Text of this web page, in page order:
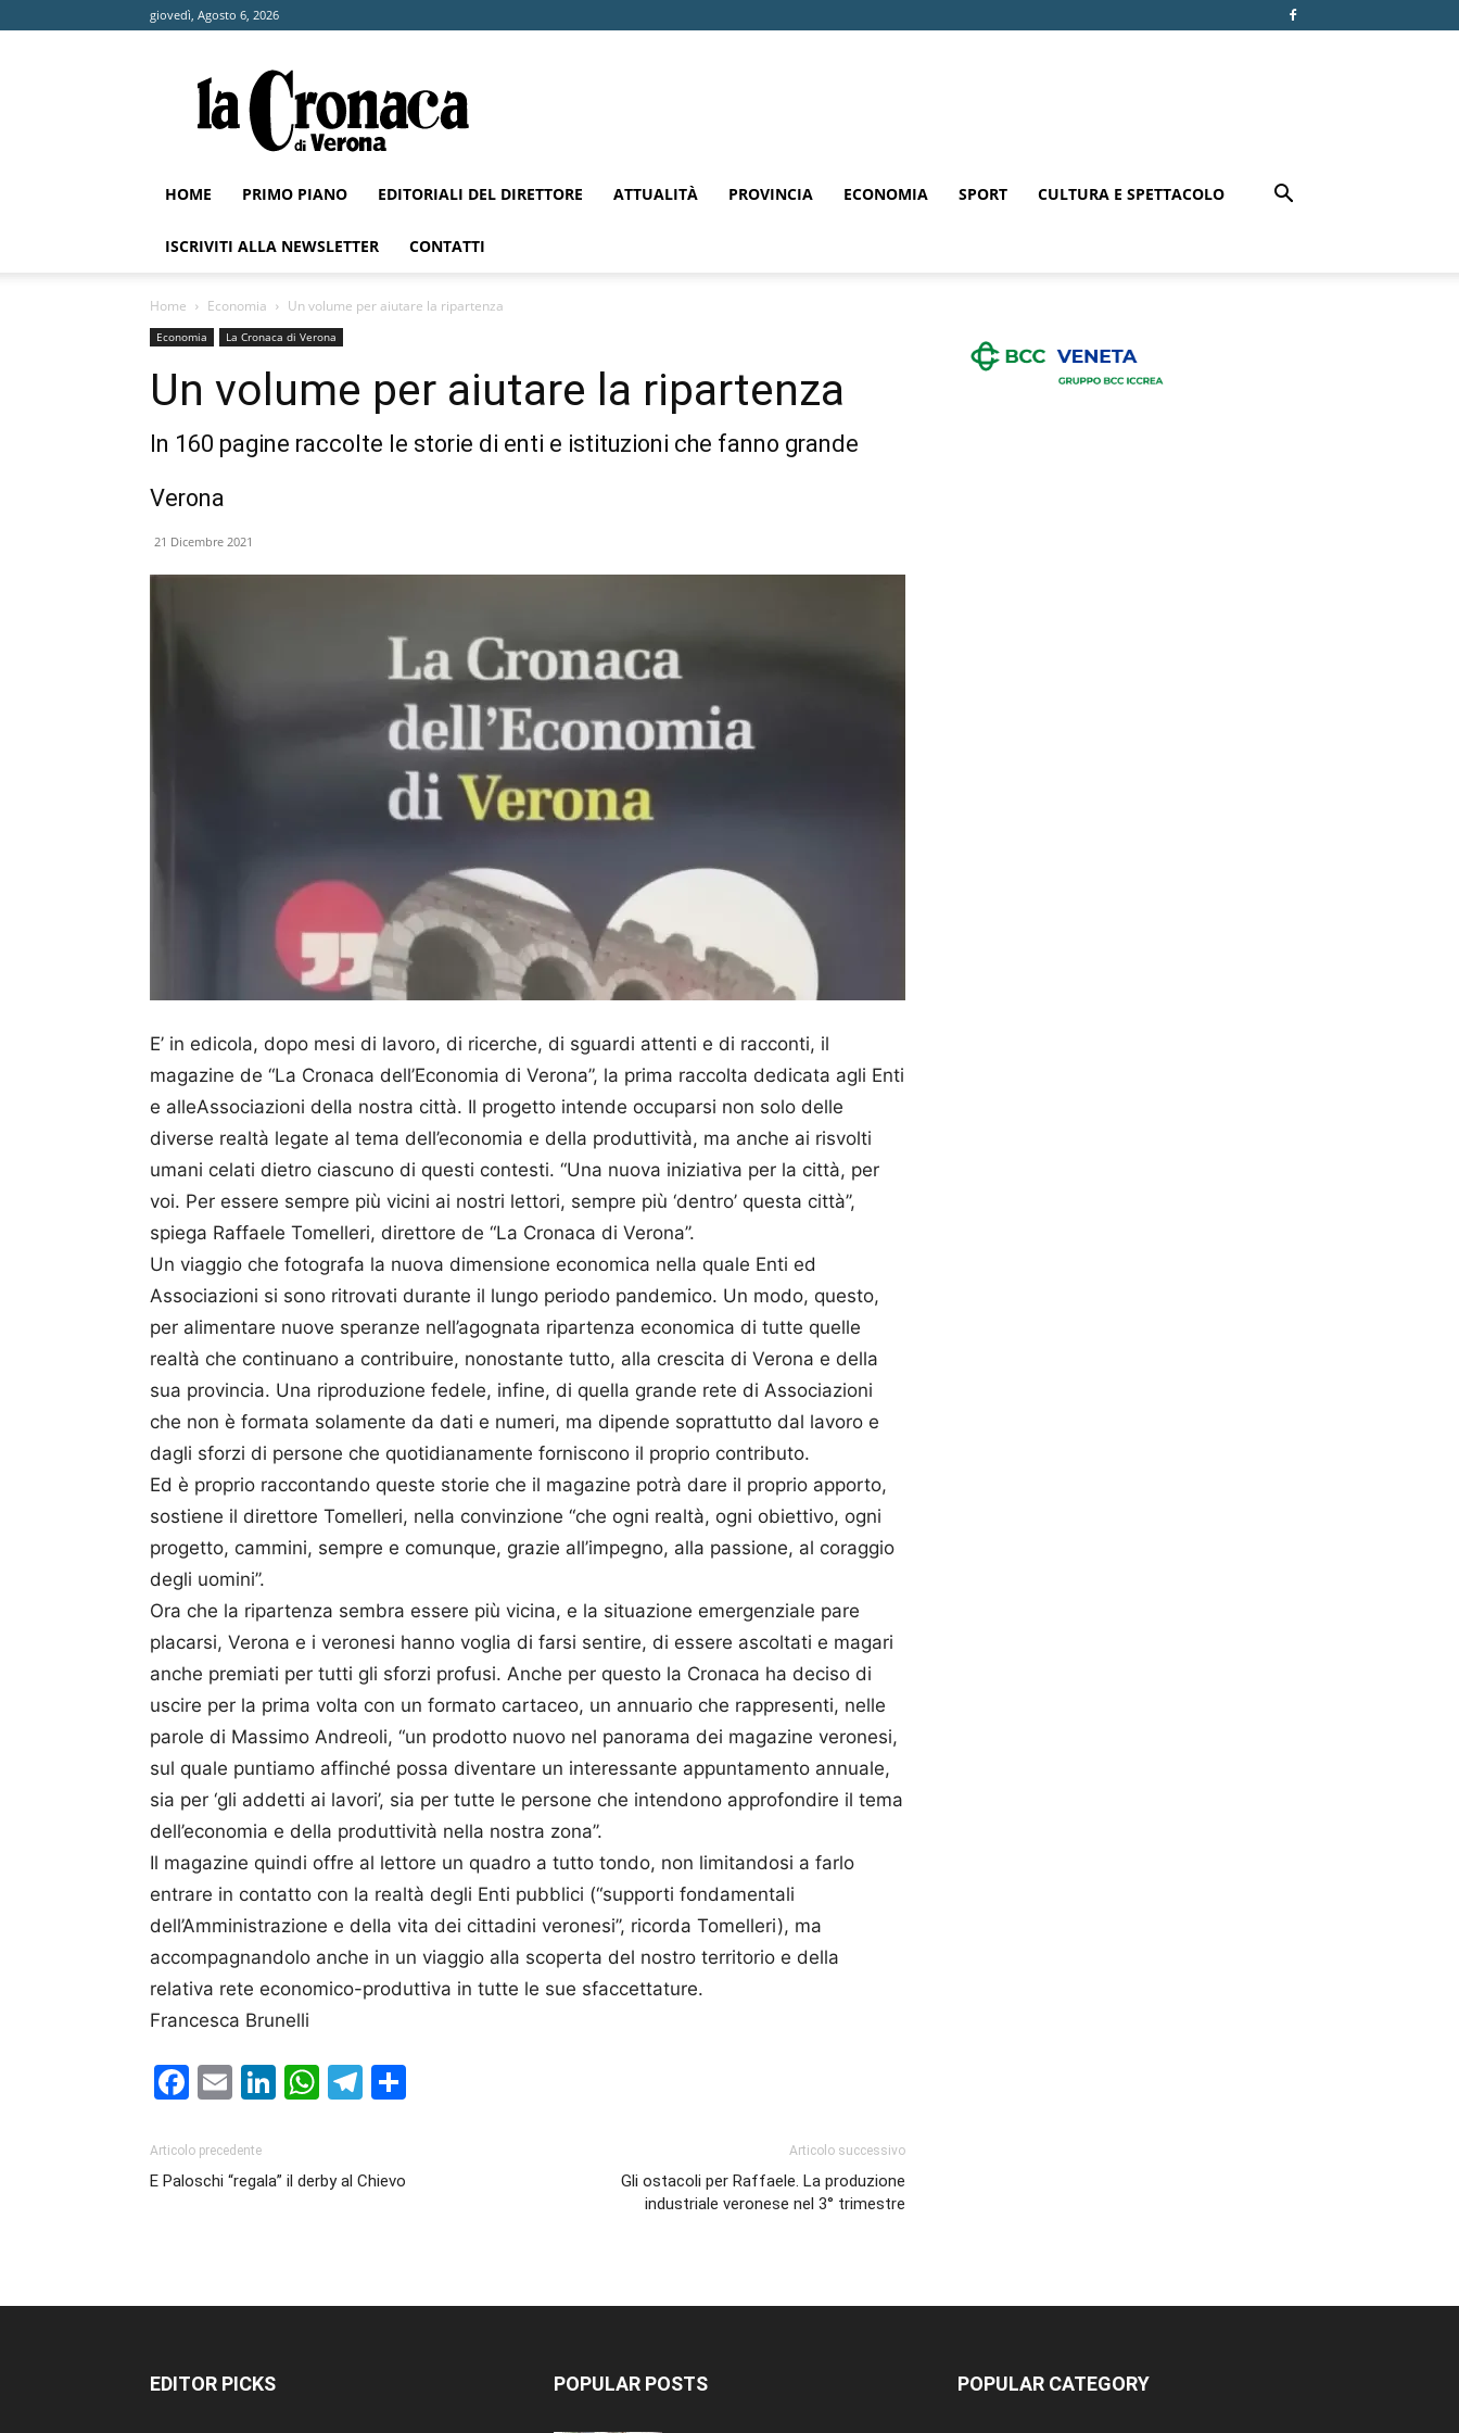
giovedì, Agosto 6, 2026
Cronaca
di
Verona
HOME PRIMO PIANO EDITORIALI DEL DIRETTORE ATTUALITÀ PROVINCIA ECONOMIA SPORT CULTURA E SPETTACOLO
ISCRIVITI ALLA NEWSLETTER CONTATTI
Home Economia Un volume per aiutare la ripartenza
Economia La Cronaca di Verona
Un volume per aiutare la ripartenza
In 160 pagine raccolte le storie di enti e istituzioni che fanno grande
Verona
21 Dicembre 2021
E’ in edicola, dopo mesi di lavoro, di ricerche, di sguardi attenti e di racconti, il
magazine de “La Cronaca dell’Economia di Verona”, la prima raccolta dedicata agli Enti
e alleAssociazioni della nostra città. Il progetto intende occuparsi non solo delle
diverse realtà legate al tema dell’economia e della produttività, ma anche ai risvolti
umani celati dietro ciascuno di questi contesti. “Una nuova iniziativa per la città, per
voi. Per essere sempre più vicini ai nostri lettori, sempre più ‘dentro’ questa città’’,
spiega Raffaele Tomelleri, direttore de “La Cronaca di Verona’’.
Un viaggio che fotografa la nuova dimensione economica nella quale Enti ed
Associazioni si sono ritrovati durante il lungo periodo pandemico. Un modo, questo,
per alimentare nuove speranze nell’agognata ripartenza economica di tutte quelle
realtà che continuano a contribuire, nonostante tutto, alla crescita di Verona e della
sua provincia. Una riproduzione fedele, infine, di quella grande rete di Associazioni
che non è formata solamente da dati e numeri, ma dipende soprattutto dal lavoro e
dagli sforzi di persone che quotidianamente forniscono il proprio contributo.
Ed è proprio raccontando queste storie che il magazine potrà dare il proprio apporto,
sostiene il direttore Tomelleri, nella convinzione “che ogni realtà, ogni obiettivo, ogni
progetto, cammini, sempre e comunque, grazie all’impegno, alla passione, al coraggio
degli uomini’’.
Ora che la ripartenza sembra essere più vicina, e la situazione emergenziale pare
placarsi, Verona e i veronesi hanno voglia di farsi sentire, di essere ascoltati e magari
anche premiati per tutti gli sforzi profusi. Anche per questo la Cronaca ha deciso di
uscire per la prima volta con un formato cartaceo, un annuario che rappresenti, nelle
parole di Massimo Andreoli, “un prodotto nuovo nel panorama dei magazine veronesi,
sul quale puntiamo affinché possa diventare un interessante appuntamento annuale,
sia per ‘gli addetti ai lavori’, sia per tutte le persone che intendono approfondire il tema
dell’economia e della produttività nella nostra zona’’.
Il magazine quindi offre al lettore un quadro a tutto tondo, non limitandosi a farlo
entrare in contatto con la realtà degli Enti pubblici (“supporti fondamentali
dell’Amministrazione e della vita dei cittadini veronesi’’, ricorda Tomelleri), ma
accompagnandolo anche in un viaggio alla scoperta del nostro territorio e della
relativa rete economico-produttiva in tutte le sue sfaccettature.
Francesca Brunelli
Facebook
EmailLinkedIn
WhatsApp
Telegram
Articolo precedente
E Paloschi “regala” il derby al Chievo
Articolo successivo
Gli ostacoli per Raffaele. La produzione
industriale veronese nel 3° trimestre
EDITOR PICKS POPULAR POSTS POPULAR CATEGORY